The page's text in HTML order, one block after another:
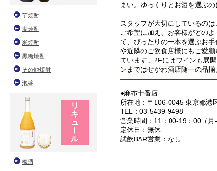
まい。ゆっくりとお酒を選ぶ
スタッフが大切にしているの
ご希望に加え、お客様がどの
て、ぴったりの一本を選ぶお
や近隣のご飲食店様にもご愛
ています。2Fにはワインも展
ンまではせがわ酒店随一の品
●麻布十番店
所在地：〒106-0045 東京都港
TEL：03-5439-9498
営業時間：11：00-19：00（月
定休日：無休
試飲BAR営業：なし